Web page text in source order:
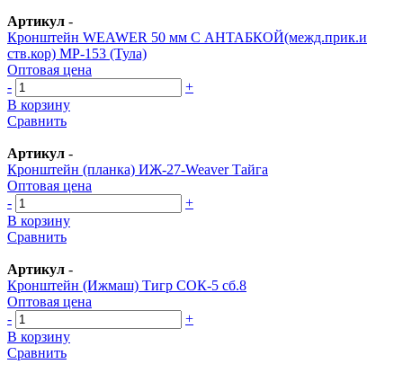
Артикул -
Кронштейн WEAWER 50 мм С АНТАБКОЙ(межд.прик.и
ств.кор) МР-153 (Тула)
Оптовая цена
-
+
В корзину
Сравнить
Артикул -
Кронштейн (планка) ИЖ-27-Weaver Тайга
Оптовая цена
-
+
В корзину
Сравнить
Артикул -
Кронштейн (Ижмаш) Тигр СОК-5 сб.8
Оптовая цена
-
+
В корзину
Сравнить